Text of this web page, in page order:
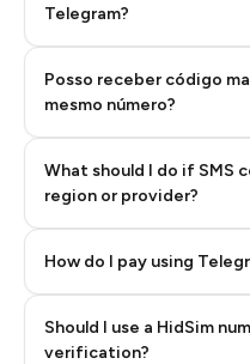
Telegram?
Posso receber código
mesmo número?
What should I do if SMS
region or provider?
How do I pay using
Step 3: Pay our bot with
Should I use a HidSim
verification?